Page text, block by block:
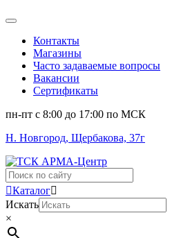
Контакты
Магазины
Часто задаваемые вопросы
Вакансии
Сертификаты
пн-пт c 8:00 до 17:00 по МСК
Н. Новгород, Щербакова, 37г
Поиск
...Каталог
Искать
×